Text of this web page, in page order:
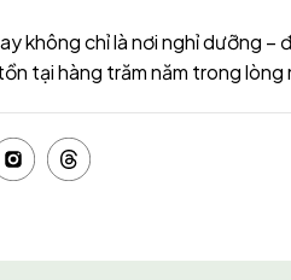
không chỉ là nơi nghỉ dưỡng –
tại hàng trăm năm trong lòng